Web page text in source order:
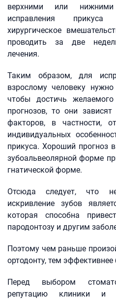
верхними или
исправления прикуса
хирургическое
проводить за две
лечения.
Таким образом, для
взрослому человеку
чтобы достичь
прогнозов, то они
факторов, в частности,
индивидуальных
прикуса. Хороший прогноз
зубоальвеолярной форме
гнатической форме.
Отсюда следует, что
искривление зубов
которая способна
пародонтозу и другим
Поэтому чем раньше
ортодонту, тем эффективнее
Перед выбором
репутацию клиники и